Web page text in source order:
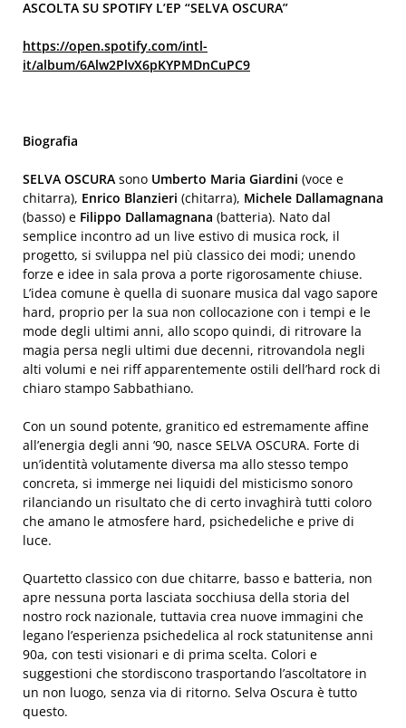
ASCOLTA SU SPOTIFY L’EP “SELVA OSCURA”
https://open.spotify.com/intl-
it/album/6Alw2PlvX6pKYPMDnCuPC9
Biografia
SELVA OSCURA sono Umberto Maria Giardini (voce e
chitarra), Enrico Blanzieri (chitarra), Michele Dallamagnana
(basso) e Filippo Dallamagnana (batteria). Nato dal
semplice incontro ad un live estivo di musica rock, il
progetto, si sviluppa nel più classico dei modi; unendo
forze e idee in sala prova a porte rigorosamente chiuse.
L’idea comune è quella di suonare musica dal vago sapore
hard, proprio per la sua non collocazione con i tempi e le
mode degli ultimi anni, allo scopo quindi, di ritrovare la
magia persa negli ultimi due decenni, ritrovandola negli
alti volumi e nei riff apparentemente ostili dell’hard rock di
chiaro stampo Sabbathiano.
Con un sound potente, granitico ed estremamente affine
all’energia degli anni ’90, nasce SELVA OSCURA. Forte di
un’identità volutamente diversa ma allo stesso tempo
concreta, si immerge nei liquidi del misticismo sonoro
rilanciando un risultato che di certo invaghirà tutti coloro
che amano le atmosfere hard, psichedeliche e prive di
luce.
Quartetto classico con due chitarre, basso e batteria, non
apre nessuna porta lasciata socchiusa della storia del
nostro rock nazionale, tuttavia crea nuove immagini che
legano l’esperienza psichedelica al rock statunitense anni
90a, con testi visionari e di prima scelta. Colori e
suggestioni che stordiscono trasportando l’ascoltatore in
un non luogo, senza via di ritorno. Selva Oscura è tutto
questo.